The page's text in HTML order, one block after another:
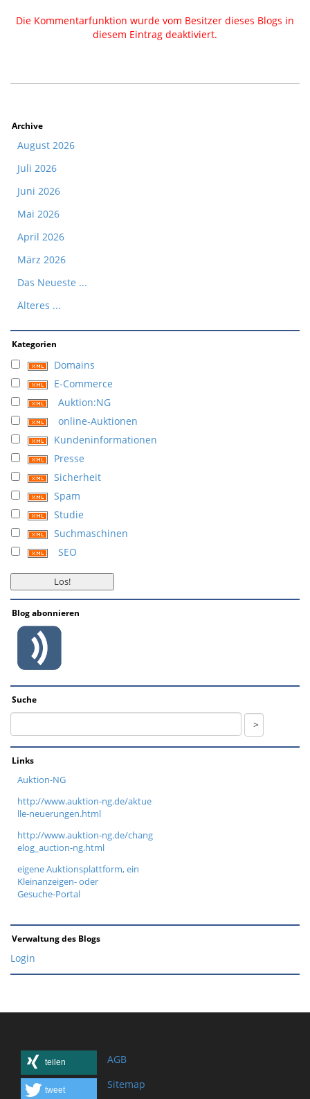
Die Kommentarfunktion wurde vom Besitzer dieses Blogs in
diesem Eintrag deaktiviert.
Archive
August 2026
Juli 2026
Juni 2026
Mai 2026
April 2026
März 2026
Das Neueste ...
Älteres ...
Kategorien
Domains
E-Commerce
Auktion:NG
online-Auktionen
Kundeninformationen
Presse
Sicherheit
Spam
Studie
Suchmaschinen
SEO
Blog abonnieren
Suche
Links
Auktion-NG
http://www.auktion-ng.de/aktue
lle-neuerungen.html
http://www.auktion-ng.de/chang
elog_auction-ng.html
eigene Auktionsplattform, ein
Kleinanzeigen- oder
Gesuche-Portal
Verwaltung des Blogs
Login
teilen
tweet
AGB
Sitemap